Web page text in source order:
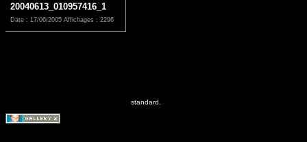
20040613_010957416_1
Date : 17/06/2005 Affichages : 2296
standard.